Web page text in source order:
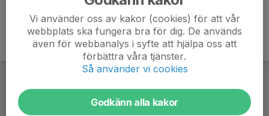
Vi använder oss av kakor (cookies) för att vår
webbplats ska fungera bra för dig. De används
även för webbanalys i syfte att hjälpa oss att
förbättra våra tjänster.
Så använder vi cookies
Godkänn alla kakor